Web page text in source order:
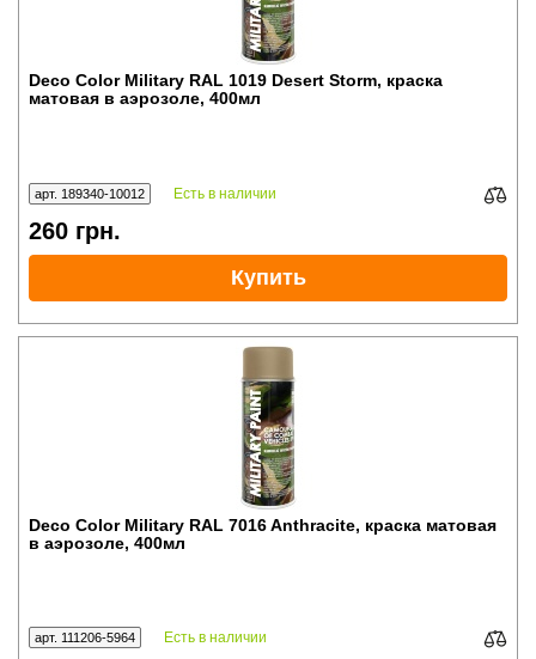
Deco Color Military RAL 1019 Desert Storm, краска
матовая в аэрозоле, 400мл
арт. 189340-10012 Есть в наличии
260 грн.
Купить
Deco Color Military RAL 7016 Anthracite, краска матовая
в аэрозоле, 400мл
арт. 111206-5964 Есть в наличии